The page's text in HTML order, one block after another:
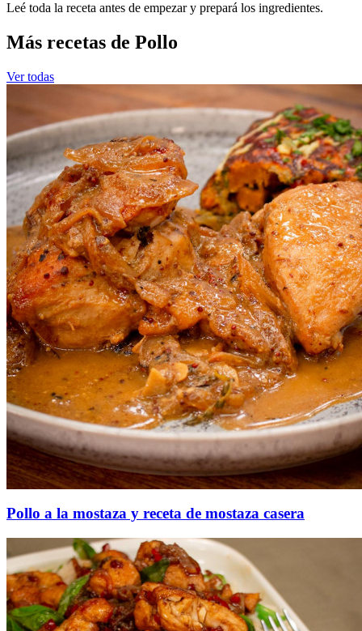
Leé toda la receta antes de empezar y prepará los ingredientes.
Más recetas de Pollo
Ver todas
Pollo a la mostaza y receta de mostaza casera